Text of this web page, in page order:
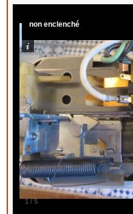
1/5
non enclenché